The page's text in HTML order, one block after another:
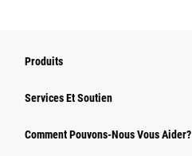
Produits
Services Et Soutien
Comment Pouvons-Nous Vous Aider?